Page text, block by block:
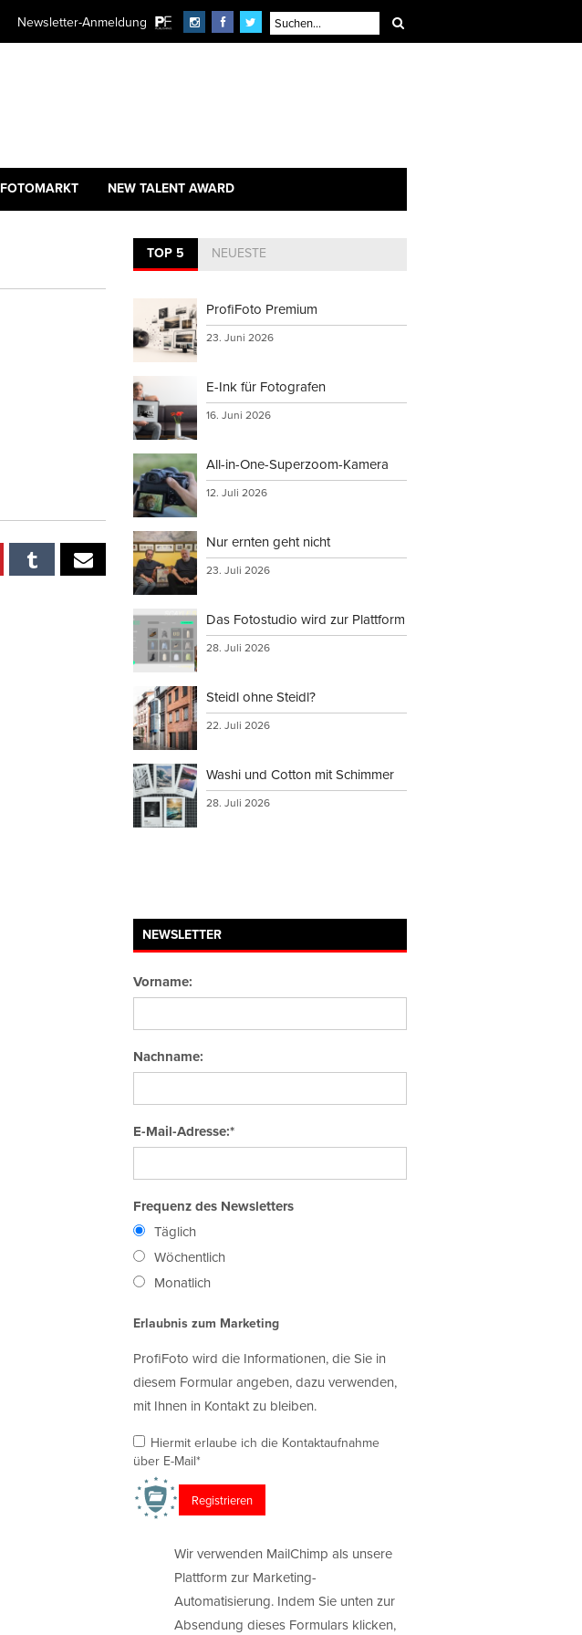
Newsletter-Anmeldung
FOTOMARKT NEW TALENT AWARD
TOP 5 NEUESTE
ProfiFoto Premium
23. Juni 2026
E-Ink für Fotografen
16. Juni 2026
All-in-One-Superzoom-Kamera
12. Juli 2026
Nur ernten geht nicht
23. Juli 2026
Das Fotostudio wird zur Plattform
28. Juli 2026
Steidl ohne Steidl?
22. Juli 2026
Washi und Cotton mit Schimmer
28. Juli 2026
NEWSLETTER
Vorname:
Nachname:
E-Mail-Adresse:*
Frequenz des Newsletters
Täglich
Wöchentlich
Monatlich
Erlaubnis zum Marketing
ProfiFoto wird die Informationen, die Sie in
diesem Formular angeben, dazu verwenden,
mit Ihnen in Kontakt zu bleiben.
Hiermit erlaube ich die Kontaktaufnahme
über E-Mail*
Wir verwenden MailChimp als unsere
Plattform zur Marketing-
Automatisierung. Indem Sie unten zur
Absendung dieses Formulars klicken,